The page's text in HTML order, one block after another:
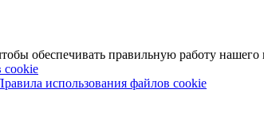
обеспечивать правильную работу нашего
cookie
использования файлов cookie